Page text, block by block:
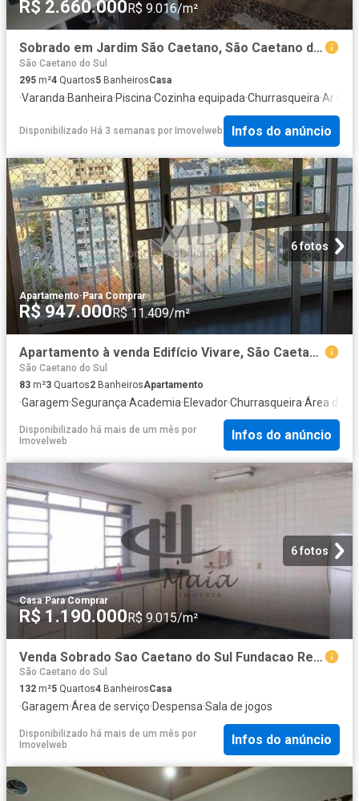
R$ 2.660.000 R$ 9.016/m²
Sobrado em Jardim São Caetano, São Caetano do Sul/SP de 295m² 4 quartos à venda por R$ 2.660.000,00
São Caetano do Sul
295 m²4 Quartos5 BanheirosCasa
·Varanda·Banheira·Piscina·Cozinha equipada·Churrasqueira·Ar
Disponibilizado Há 3 semanas por Imovelweb Infos do anúncio
6 fotos
Apartamento·Para Comprar
R$ 947.000R$ 11.409/m²
Apartamento à venda Edifício Vivare, São Caetano
São Caetano do Sul
83 m²3 Quartos2 BanheirosApartamento
·Garagem·Segurança·Academia·Elevador·Churrasqueira·Área das
Disponibilizado há mais de um mês por
Imovelweb
Infos do anúncio
6 fotos
Casa·Para Comprar
R$ 1.190.000R$ 9.015/m²
Venda Sobrado Sao Caetano do Sul Fundacao Ref: 42296
São Caetano do Sul
132 m²5 Quartos4 BanheirosCasa
·Garagem·Área de serviço·Despensa·Sala de jogos
Disponibilizado há mais de um mês por
Imovelweb
Infos do anúncio